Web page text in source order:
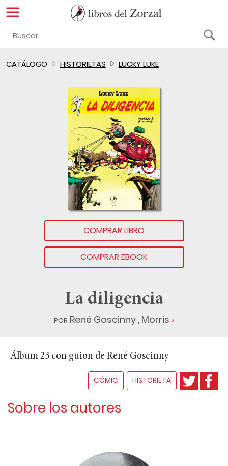
CATÁLOGO HISTORIETAS LUCKY LUKE
COMPRAR LIBRO
COMPRAR EBOOK
La diligencia
por René Goscinny , Morris
Álbum 23 con guion de René Goscinny
CÓMIC HISTORIETA
Sobre los autores